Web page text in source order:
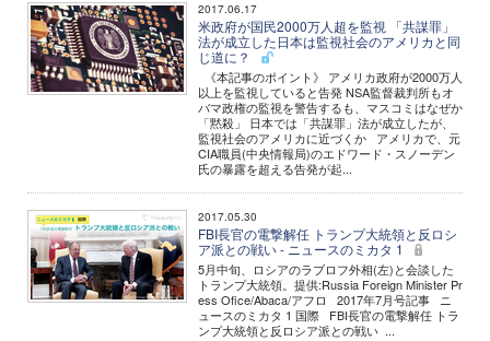
2017.06.17
米政府が国民2000万人超を監視 「共謀罪」
法が成立した日本は監視社会のアメリカと同
じ道に？
《本記事のポイント》 アメリカ政府が2000万人
以上を監視していると告発 NSA監督裁判所もオ
バマ政権の監視を警告するも、マスコミはなぜか
「黙殺」 日本では「共謀罪」法が成立したが、
監視社会のアメリカに近づくか アメリカで、元
CIA職員(中央情報局)のエドワード・スノーデン
氏の暴露を超える告発が起...
2017.05.30
FBI長官の電撃解任 トランプ大統領と反ロシ
ア派との戦い - ニュースのミカタ 1
5月中旬、ロシアのラブロフ外相(左)と会談した
トランプ大統領。提供:Russia Foreign Minister Pr
ess Ofice/Abaca/アフロ 2017年7月号記事 ニ
ュースのミカタ 1 国際 FBI長官の電撃解任 トラ
ンプ大統領と反ロシア派との戦い ...